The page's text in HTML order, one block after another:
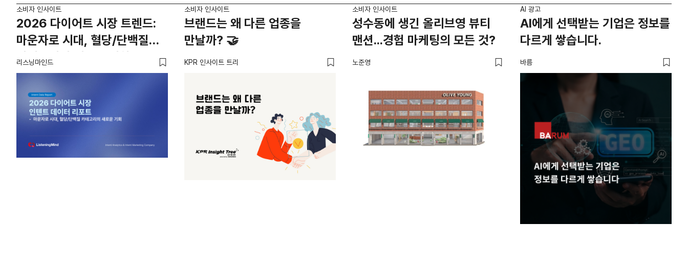
소비자 인사이트
2026 다이어트 시장 트렌드:
마운자로 시대, 혈당/단백질
카테고리의 새로운 기회
리스닝마인드
소비자 인사이트
브랜드는 왜 다른 업종을
만날까? 🤝
KPR 인사이트 트리
소비자 인사이트
성수동에 생긴 올리브영 뷰티
맨션...경험 마케팅의 모든 것?
노준영
AI 광고
AI에게 선택받는 기업은 정보를
다르게 쌓습니다.
바름